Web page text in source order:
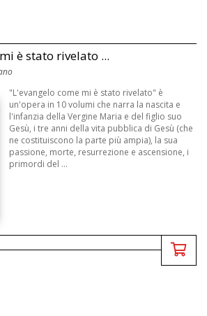
è stato rivelato ...
"L'evangelo come mi è stato rivelato" è
un'opera in 10 volumi che narra la nascita e
l'infanzia della Vergine Maria e del figlio suo
Gesù, i tre anni della vita pubblica di Gesù (che
ne costituiscono la parte più ampia), la sua
passione, morte, resurrezione e ascensione, i
primordi del ...